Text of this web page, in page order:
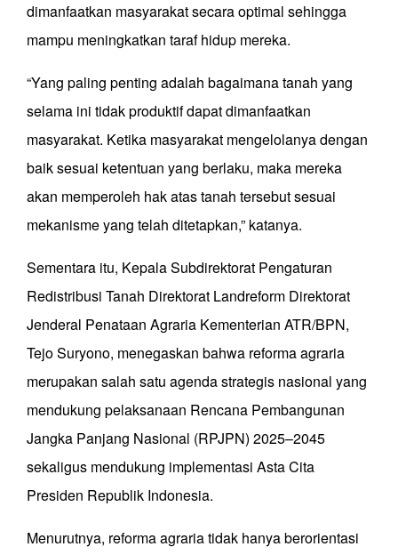
dimanfaatkan masyarakat secara optimal sehingga
mampu meningkatkan taraf hidup mereka.
“Yang paling penting adalah bagaimana tanah yang
selama ini tidak produktif dapat dimanfaatkan
masyarakat. Ketika masyarakat mengelolanya dengan
baik sesuai ketentuan yang berlaku, maka mereka
akan memperoleh hak atas tanah tersebut sesuai
mekanisme yang telah ditetapkan,” katanya.
Sementara itu, Kepala Subdirektorat Pengaturan
Redistribusi Tanah Direktorat Landreform Direktorat
Jenderal Penataan Agraria Kementerian ATR/BPN,
Tejo Suryono, menegaskan bahwa reforma agraria
merupakan salah satu agenda strategis nasional yang
mendukung pelaksanaan Rencana Pembangunan
Jangka Panjang Nasional (RPJPN) 2025–2045
sekaligus mendukung implementasi Asta Cita
Presiden Republik Indonesia.
Menurutnya, reforma agraria tidak hanya berorientasi